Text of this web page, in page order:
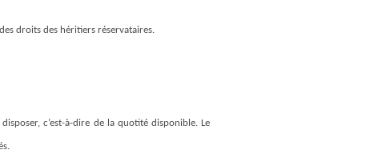
droits des héritiers réservataires.
c’est-à-dire de la quotité disponible. Le